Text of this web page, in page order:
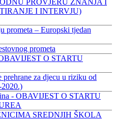
I INTERVJU)
prometa – Europski tjedan
prometa
O STARTU
prehrane za djecu u riziku od
2020.)
- OBAVIJEST O STARTU
SREDNJIH ŠKOLA